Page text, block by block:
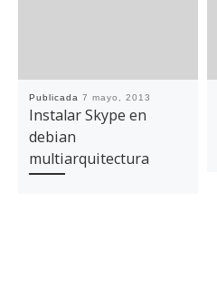
Publicada 7 mayo, 2013
Instalar Skype en
debian
multiarquitectura